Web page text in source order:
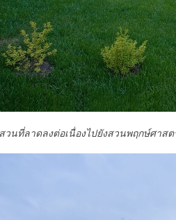
วนที่ลาดลงต่อเนื่องไปยังสวนพฤกษ์ศาสต